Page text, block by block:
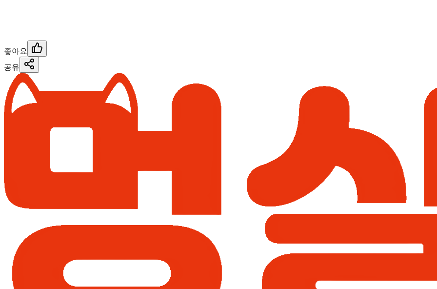
좋아요
공유